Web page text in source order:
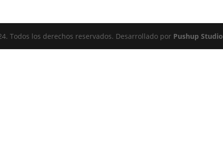
Todos los derechos reservados. Desarrollado por Pushup Studio